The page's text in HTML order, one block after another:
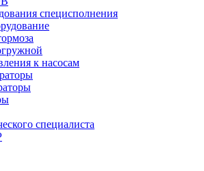
специсполнения
к насосам
специалиста